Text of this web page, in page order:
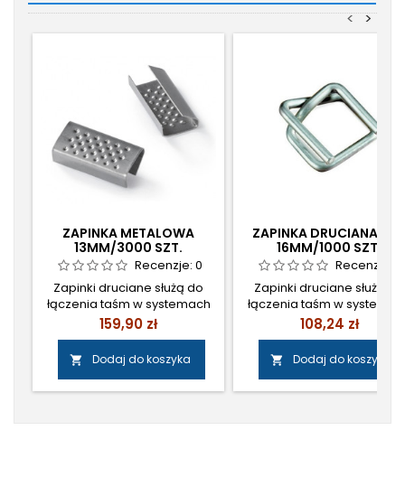
>
<
ZAPINKA METALOWA
13MM/3000 SZT.
Recenzje: 0
Zapinki druciane służą do
łączenia taśm w systemach
wiązania i mocowania
ładunku. Zapinka metalowa
13mm Cena: 130 zł netto/3000
szt.
Cena
159,90 zł
 Dodaj do koszyka
ZAPINKA DRUCIANA
16MM/1000 SZT.
Recenzje:
Zapinki druciane służą do
łączenia taśm w
wiązania i mocowania
ładunku. Cena: 88,00 zł
netto/1000 szt.
Cena
108,24 zł
 Dodaj do koszyka